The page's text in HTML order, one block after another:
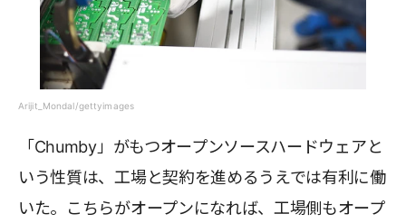
Arijit_Mondal/gettyimages
「Chumby」がもつオープンソースハードウェアと
いう性質は、工場と契約を進めるうえでは有利に働
いた。こちらがオープンになれば、工場側もオープ